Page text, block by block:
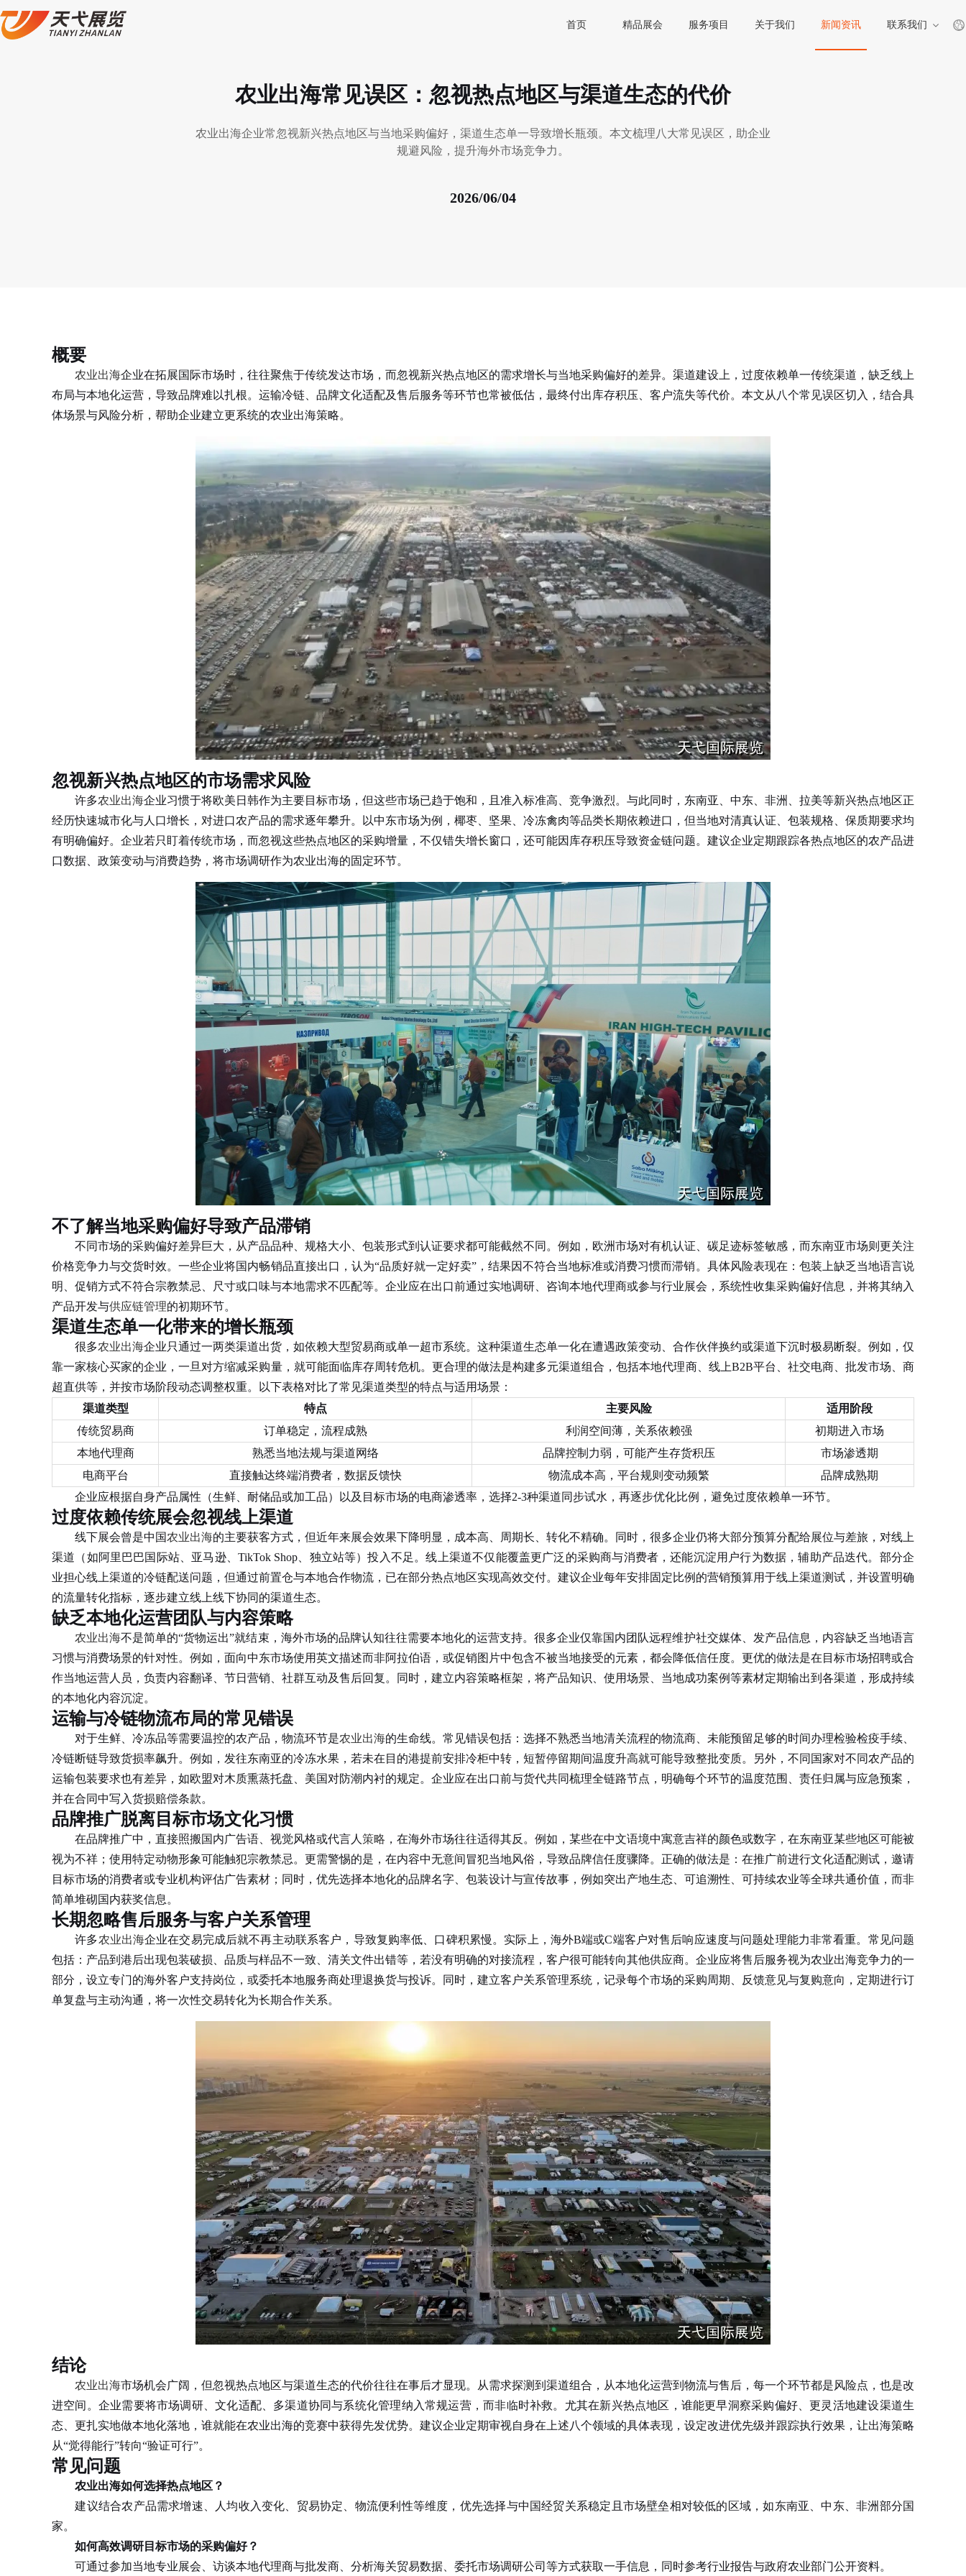
首页 精品展会 服务项目 关于我们 新闻资讯 联系我们
农业出海常见误区：忽视热点地区与渠道生态的代价
农业出海企业常忽视新兴热点地区与当地采购偏好，渠道生态单一导致增长瓶颈。本文梳理八大常见误区，助企业
规避风险，提升海外市场竞争力。
2026/06/04
概要
农业出海企业在拓展国际市场时，往往聚焦于传统发达市场，而忽视新兴热点地区的需求增长与当地采购偏好的差异。渠道建设上，过度依赖单一传统渠道，缺乏线上
布局与本地化运营，导致品牌难以扎根。运输冷链、品牌文化适配及售后服务等环节也常被低估，最终付出库存积压、客户流失等代价。本文从八个常见误区切入，结合具
体场景与风险分析，帮助企业建立更系统的农业出海策略。
忽视新兴热点地区的市场需求风险
许多农业出海企业习惯于将欧美日韩作为主要目标市场，但这些市场已趋于饱和，且准入标准高、竞争激烈。与此同时，东南亚、中东、非洲、拉美等新兴热点地区正
经历快速城市化与人口增长，对进口农产品的需求逐年攀升。以中东市场为例，椰枣、坚果、冷冻禽肉等品类长期依赖进口，但当地对清真认证、包装规格、保质期要求均
有明确偏好。企业若只盯着传统市场，而忽视这些热点地区的采购增量，不仅错失增长窗口，还可能因库存积压导致资金链问题。建议企业定期跟踪各热点地区的农产品进
口数据、政策变动与消费趋势，将市场调研作为农业出海的固定环节。
不了解当地采购偏好导致产品滞销
不同市场的采购偏好差异巨大，从产品品种、规格大小、包装形式到认证要求都可能截然不同。例如，欧洲市场对有机认证、碳足迹标签敏感，而东南亚市场则更关注
价格竞争力与交货时效。一些企业将国内畅销品直接出口，认为“品质好就一定好卖”，结果因不符合当地标准或消费习惯而滞销。具体风险表现在：包装上缺乏当地语言说
明、促销方式不符合宗教禁忌、尺寸或口味与本地需求不匹配等。企业应在出口前通过实地调研、咨询本地代理商或参与行业展会，系统性收集采购偏好信息，并将其纳入
产品开发与供应链管理的初期环节。
渠道生态单一化带来的增长瓶颈
很多农业出海企业只通过一两类渠道出货，如依赖大型贸易商或单一超市系统。这种渠道生态单一化在遭遇政策变动、合作伙伴换约或渠道下沉时极易断裂。例如，仅
靠一家核心买家的企业，一旦对方缩减采购量，就可能面临库存周转危机。更合理的做法是构建多元渠道组合，包括本地代理商、线上B2B平台、社交电商、批发市场、商
超直供等，并按市场阶段动态调整权重。以下表格对比了常见渠道类型的特点与适用场景：
渠道类型
特点 主要风险
适用阶段
传统贸易商
订单稳定，流程成熟 利润空间薄，关系依赖强
初期进入市场
本地代理商
熟悉当地法规与渠道网络 品牌控制力弱，可能产生存货积压
市场渗透期
电商平台
直接触达终端消费者，数据反馈快 物流成本高，平台规则变动频繁
品牌成熟期
企业应根据自身产品属性（生鲜、耐储品或加工品）以及目标市场的电商渗透率，选择2-3种渠道同步试水，再逐步优化比例，避免过度依赖单一环节。
过度依赖传统展会忽视线上渠道
线下展会曾是中国农业出海的主要获客方式，但近年来展会效果下降明显，成本高、周期长、转化不精确。同时，很多企业仍将大部分预算分配给展位与差旅，对线上
渠道（如阿里巴巴国际站、亚马逊、TikTok Shop、独立站等）投入不足。线上渠道不仅能覆盖更广泛的采购商与消费者，还能沉淀用户行为数据，辅助产品迭代。部分企
业担心线上渠道的冷链配送问题，但通过前置仓与本地合作物流，已在部分热点地区实现高效交付。建议企业每年安排固定比例的营销预算用于线上渠道测试，并设置明确
的流量转化指标，逐步建立线上线下协同的渠道生态。
缺乏本地化运营团队与内容策略
农业出海不是简单的“货物运出”就结束，海外市场的品牌认知往往需要本地化的运营支持。很多企业仅靠国内团队远程维护社交媒体、发产品信息，内容缺乏当地语言
习惯与消费场景的针对性。例如，面向中东市场使用英文描述而非阿拉伯语，或促销图片中包含不被当地接受的元素，都会降低信任度。更优的做法是在目标市场招聘或合
作当地运营人员，负责内容翻译、节日营销、社群互动及售后回复。同时，建立内容策略框架，将产品知识、使用场景、当地成功案例等素材定期输出到各渠道，形成持续
的本地化内容沉淀。
运输与冷链物流布局的常见错误
对于生鲜、冷冻品等需要温控的农产品，物流环节是农业出海的生命线。常见错误包括：选择不熟悉当地清关流程的物流商、未能预留足够的时间办理检验检疫手续、
冷链断链导致货损率飙升。例如，发往东南亚的冷冻水果，若未在目的港提前安排冷柜中转，短暂停留期间温度升高就可能导致整批变质。另外，不同国家对不同农产品的
运输包装要求也有差异，如欧盟对木质熏蒸托盘、美国对防潮内衬的规定。企业应在出口前与货代共同梳理全链路节点，明确每个环节的温度范围、责任归属与应急预案，
并在合同中写入货损赔偿条款。
品牌推广脱离目标市场文化习惯
在品牌推广中，直接照搬国内广告语、视觉风格或代言人 策略 ，在海外市场往往适得其反。例如，某些在中文语境中寓意吉祥的颜色或数字，在东南亚某些地区可能被
视为不祥；使用特定动物形象可能触犯宗教禁忌。更需警惕的是，在内容中无意间冒犯当地风俗，导致品牌信任度骤降。正确的做法是：在推广前进行文化适配测试，邀请
目标市场的消费者或专业机构评估广告素材；同时，优先选择本地化的品牌名字、包装设计与宣传故事，例如突出产地生态、可追溯性、可持续农业等全球共通价值，而非
简单堆砌国内获奖信息。
长期忽略售后服务与客户关系管理
许多农业出海企业在交易完成后就不再主动联系客户，导致复购率低、口碑积累慢。实际上，海外B端或C端客户对售后响应速度与问题处理能力非常看重。常见问题
包括：产品到港后出现包装破损、品质与样品不一致、清关文件出错等，若没有明确的对接流程，客户很可能转向其他供应商。企业应将售后服务视为农业出海竞争力的一
部分，设立专门的海外客户支持岗位，或委托本地服务商处理退换货与投诉。同时，建立客户关系管理系统，记录每个市场的采购周期、反馈意见与复购意向，定期进行订
单复盘与主动沟通，将一次性交易转化为长期合作关系。
结论
农业出海市场机会广阔，但忽视热点地区与渠道生态的代价往往在事后才显现。从需求探测到渠道组合，从本地化运营到物流与售后，每一个环节都是风险点，也是改
进空间。企业需要将市场调研、文化适配、多渠道协同与系统化管理纳入常规运营，而非临时补救。尤其在新兴热点地区，谁能更早洞察采购偏好、更灵活地建设渠道生
态、更扎实地做本地化落地，谁就能在农业出海的竞赛中获得先发优势。建议企业定期审视自身在上述八个领域的具体表现，设定改进优先级并跟踪执行效果，让出海策略
从“觉得能行”转向“验证可行”。
常见问题
农业出海如何选择热点地区？
建议结合农产品需求增速、人均收入变化、贸易协定、物流便利性等维度，优先选择与中国经贸关系稳定且市场壁垒相对较低的区域，如东南亚、中东、非洲部分国
家。
如何高效调研目标市场的采购偏好？
可通过参加当地专业展会、访谈本地代理商与批发商、分析海关贸易数据、委托市场调研公司等方式获取一手信息，同时参考行业报告与政府农业部门公开资料。